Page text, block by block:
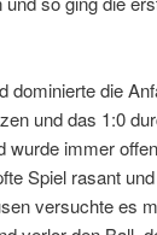
dominierte die
und das 1:0
wurde immer
Spiel rasant
versuchte es